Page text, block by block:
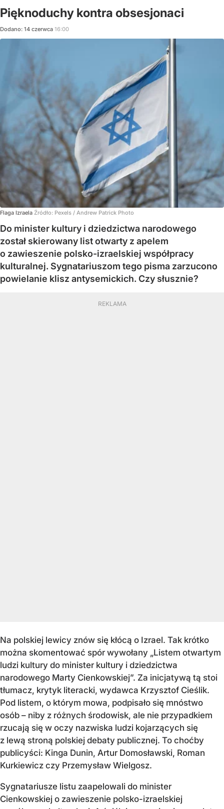
Pięknoduchy kontra obsesjonaci
Dodano: 14 czerwca 16:00
Flaga Izraela Źródło: Pexels / Andrew Patrick Photo
Do minister kultury i dziedzictwa narodowego
został skierowany list otwarty z apelem
o zawieszenie polsko-izraelskiej współpracy
kulturalnej. Sygnatariuszom tego pisma zarzucono
powielanie klisz antysemickich. Czy słusznie?
Na polskiej lewicy znów się kłócą o Izrael. Tak krótko
można skomentować spór wywołany „Listem otwartym
ludzi kultury do minister kultury i dziedzictwa
narodowego Marty Cienkowskiej”. Za inicjatywą tą stoi
tłumacz, krytyk literacki, wydawca Krzysztof Cieślik.
Pod listem, o którym mowa, podpisało się mnóstwo
osób – niby z różnych środowisk, ale nie przypadkiem
rzucają się w oczy nazwiska ludzi kojarzących się
z lewą stroną polskiej debaty publicznej. To choćby
publicyści: Kinga Dunin, Artur Domosławski, Roman
Kurkiewicz czy Przemysław Wielgosz.
Sygnatariusze listu zaapelowali do minister
Cienkowskiej o zawieszenie polsko-izraelskiej